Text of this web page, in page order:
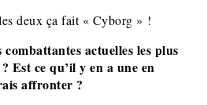
deux ça fait « Cyborg » !
actuelles les plus
Est ce qu’il y en a une en
affronter ?